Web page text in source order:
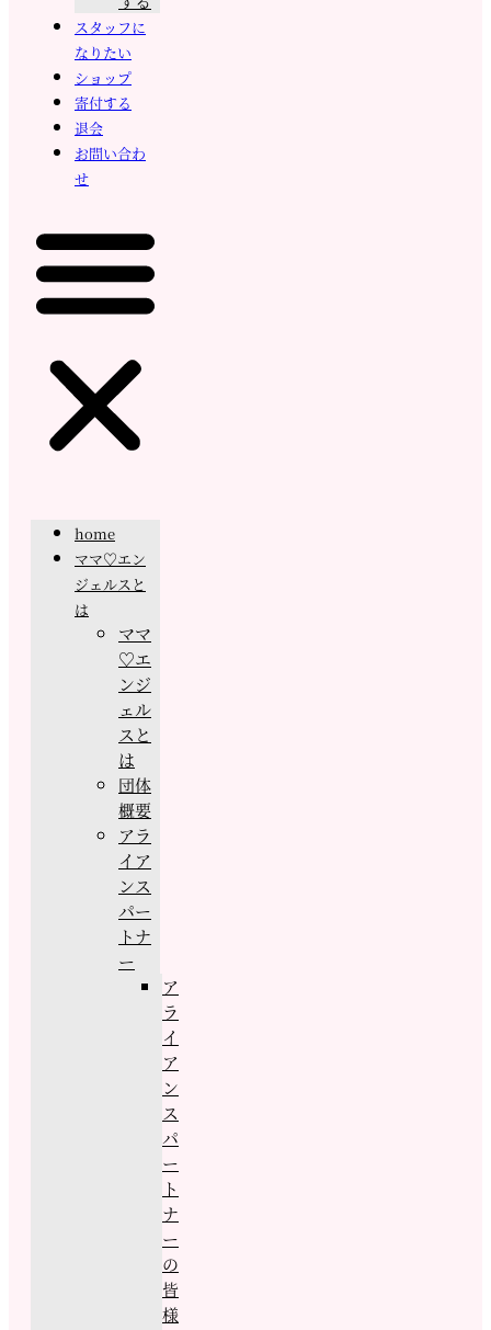
スタッフに
なりたい
ショップ
寄付する
退会
お問い合わ
せ
home
ママ♡エン
ジェルスと
は
ママ
♡エ
ンジ
ェル
スと
は
団体
概要
アラ
イア
ンス
パー
トナ
ー
ア
ラ
イ
ア
ン
ス
パ
ー
ト
ナ
ー
の
皆
様